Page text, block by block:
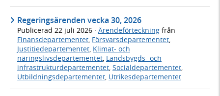
Regeringsärenden vecka 30, 2026
Publicerad 22 juli 2026 · Ärendeförteckning från
Finansdepartementet Försvarsdepartementet
Justitiedepartementet Klimat- och
näringslivsdepartementet Landsbygds- och
infrastrukturdepartementet Socialdepartementet
Utbildningsdepartementet Utrikesdepartementet